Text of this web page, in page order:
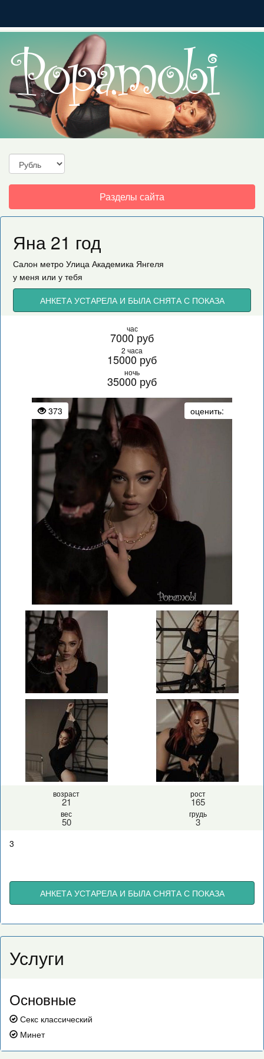
Toggle
navigation
Разделы сайта
Яна 21 год
Салон метро Улица Академика Янгеля
у меня или у тебя
АНКЕТА УСТАРЕЛА И БЫЛА СНЯТА С ПОКАЗА
час
7000 руб
2 часа
15000 руб
ночь
35000 руб
373 оценить:
возраст
21
рост
165
вес
50
грудь
3
3
АНКЕТА УСТАРЕЛА И БЫЛА СНЯТА С ПОКАЗА
Услуги
Основные
Секс классический
Минет